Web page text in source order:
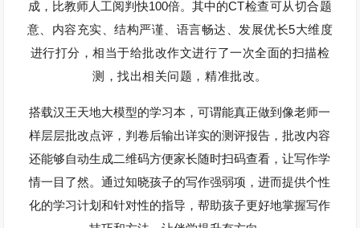
成，比教师人工阅判快100倍。其中的CT检查可从切合题
意、内容充实、结构严谨、语言畅达、发展优长5大维度
进行打分，相当于给批改作文进行了一次全面的扫描检
测，找出相关问题，精准批改。
搭载汉王天地大模型的学习本，可谓能真正做到像老师一
样层层批改点评，判卷后输出详实的测评报告，批改内容
还能够自动生成二维码方便家长随时扫码查看，让写作学
情一目了然。通过知晓孩子的写作强弱项，进而提供个性
化的学习计划和针对性的指导，帮助孩子更好地掌握写作